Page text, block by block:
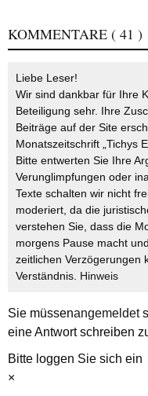
KOMMENTARE ( 41 )
Liebe Leser!
Wir sind dankbar für Ihre
Beteiligung sehr. Ihre
Beiträge auf der Site
Monatszeitschrift „Tichys
Bitte entwerten Sie Ihre
Verunglimpfungen oder
Texte schalten wir nicht
moderiert, da die
verstehen Sie, dass die
morgens Pause macht
zeitlichen Verzögerungen
Verständnis. Hinweis
Sie müssenangemeldet
eine Antwort schreiben
Bitte loggen Sie sich ein
×